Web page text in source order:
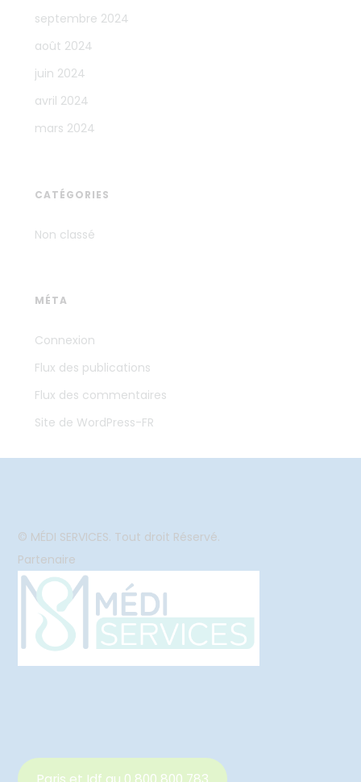
septembre 2024
août 2024
juin 2024
avril 2024
mars 2024
CATÉGORIES
Non classé
MÉTA
Connexion
Flux des publications
Flux des commentaires
Site de WordPress-FR
© MÉDI SERVICES. Tout droit Réservé.
Partenaire